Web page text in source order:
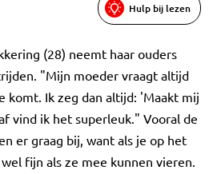
Hulp bij lezen
(28) neemt haar ouders
"Mijn moeder vraagt altijd
komt. Ik zeg dan altijd: 'Maakt mij
vind ik het superleuk." Vooral de
er graag bij, want als je op het
fijn als ze mee kunnen vieren.